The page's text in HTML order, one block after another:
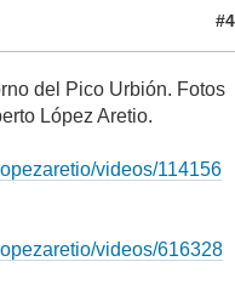
#4
del Pico Urbión. Fotos
López Aretio.
videos/114156
videos/616328